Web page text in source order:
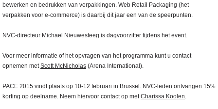
bewerken en bedrukken van verpakkingen. Web Retail Packaging (het
verpakken voor e-commerce) is daarbij dit jaar een van de speerpunten.
NVC-directeur Michael Nieuwesteeg is dagvoorzitter tijdens het event.
Voor meer informatie of het opvragen van het programma kunt u contact
opnemen metScott McNicholas (Arena International).
PACE 2015 vindt plaats op 10-12 februari in Brussel. NVC-leden ontvangen 15%
korting op deelname. Neem hiervoor contact op metCharissa Koolen.